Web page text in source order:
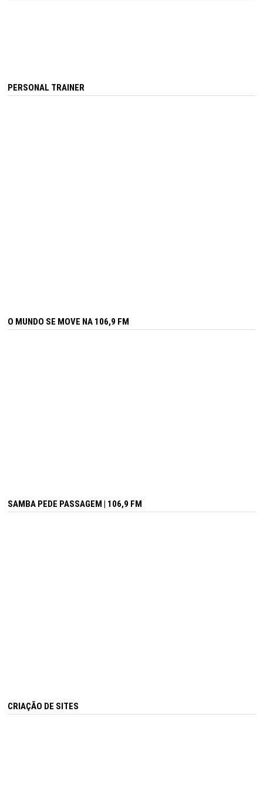
PERSONAL TRAINER
O MUNDO SE MOVE NA 106,9 FM
SAMBA PEDE PASSAGEM | 106,9 FM
CRIAÇÃO DE SITES